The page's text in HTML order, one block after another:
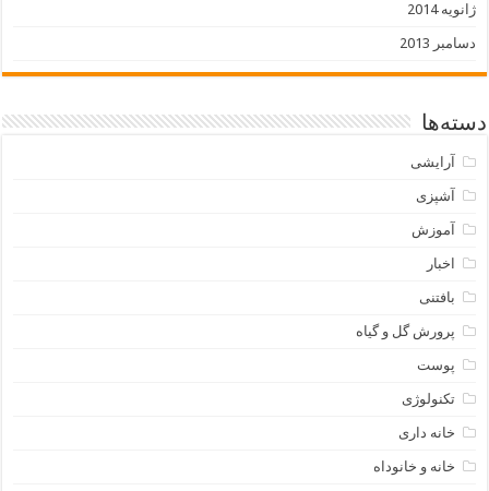
ژانویه 2014
دسامبر 2013
دسته‌ها
آرایشی
آشپزی
آموزش
اخبار
بافتنی
پرورش گل و گیاه
پوست
تکنولوژی
خانه داری
خانه و خانوداه